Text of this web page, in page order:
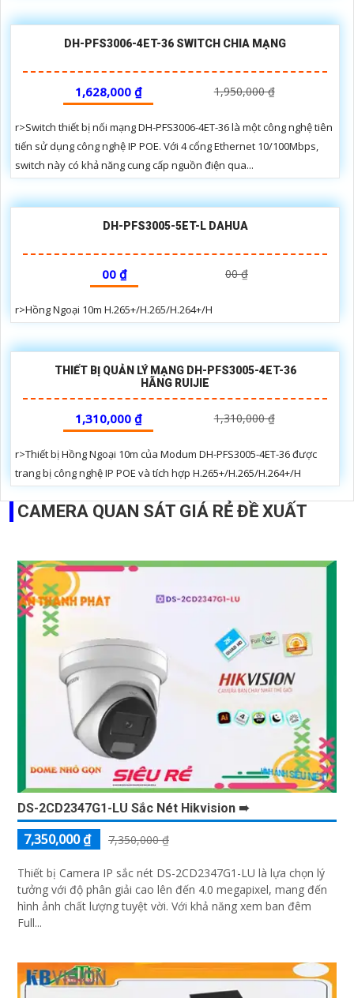
DH-PFS3006-4ET-36 SWITCH CHIA MẠNG
1,628,000 ₫ 1,950,000 ₫
r>Switch thiết bị nối mạng DH-PFS3006-4ET-36 là một công nghệ tiên
tiến sử dụng công nghệ IP POE. Với 4 cổng Ethernet 10/100Mbps,
switch này có khả năng cung cấp nguồn điện qua...
DH-PFS3005-5ET-L DAHUA
00 ₫ 00 ₫
r>Hồng Ngoại 10m H.265+/H.265/H.264+/H
THIẾT BỊ QUẢN LÝ MẠNG DH-PFS3005-4ET-36
HÃNG RUIJIE
1,310,000 ₫ 1,310,000 ₫
r>Thiết bị Hồng Ngoại 10m của Modum DH-PFS3005-4ET-36 được
trang bị công nghệ IP POE và tích hợp H.265+/H.265/H.264+/H
CAMERA QUAN SÁT GIÁ RẺ ĐỀ XUẤT
DS-2CD2347G1-LU Sắc Nét Hikvision ➠
7,350,000 ₫ 7,350,000 ₫
Thiết bị Camera IP sắc nét DS-2CD2347G1-LU là lựa chọn lý
tưởng với độ phân giải cao lên đến 4.0 megapixel, mang đến
hình ảnh chất lượng tuyệt vời. Với khả năng xem ban đêm
Full...